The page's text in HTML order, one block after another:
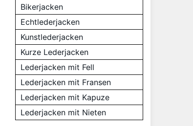
Bikerjacken
Echtlederjacken
Kunstlederjacken
Kurze Lederjacken
Lederjacken mit Fell
Lederjacken mit Fransen
Lederjacken mit Kapuze
Lederjacken mit Nieten